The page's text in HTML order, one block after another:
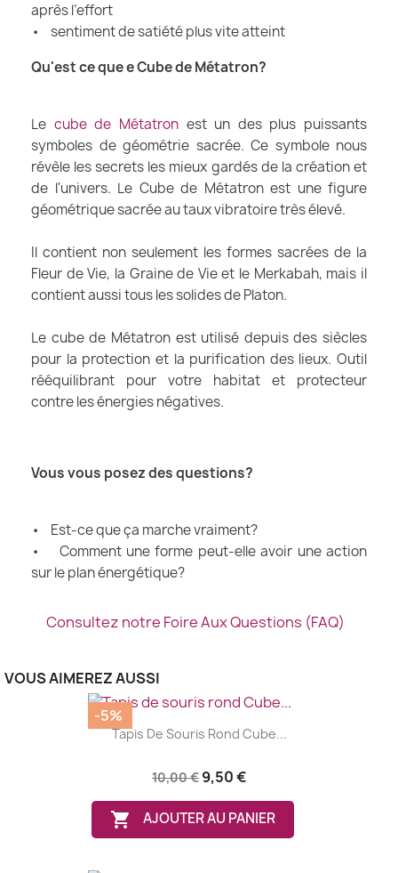
après l’effort
• sentiment de satiété plus vite atteint
Qu'est ce que e Cube de Métatron?
Le cube de Métatronest un des plus puissants
symboles de géométrie sacrée. Ce symbole nous
révèle les secrets les mieux gardés de la création et
de l'univers. Le Cube de Métatron est une figure
géométrique sacrée au taux vibratoire très élevé.
Il contient non seulement les formes sacrées de la
Fleur de Vie, la Graine de Vie et le Merkabah, mais il
contient aussi tous les solides de Platon.
Le cube de Métatron est utilisé depuis des siècles
pour la protection et la purification des lieux. Outil
rééquilibrant pour votre habitat et protecteur
contre les énergies négatives.
Vous vous posez des questions?
• Est-ce que ça marche vraiment?
• Comment une forme peut-elle avoir une action
sur le plan énergétique?
Consultez notre Foire Aux Questions (FAQ)
VOUS AIMEREZ AUSSI
Tapis De Souris Rond Cube...
10,00 € 9,50 €
 AJOUTER AU PANIER
-5%